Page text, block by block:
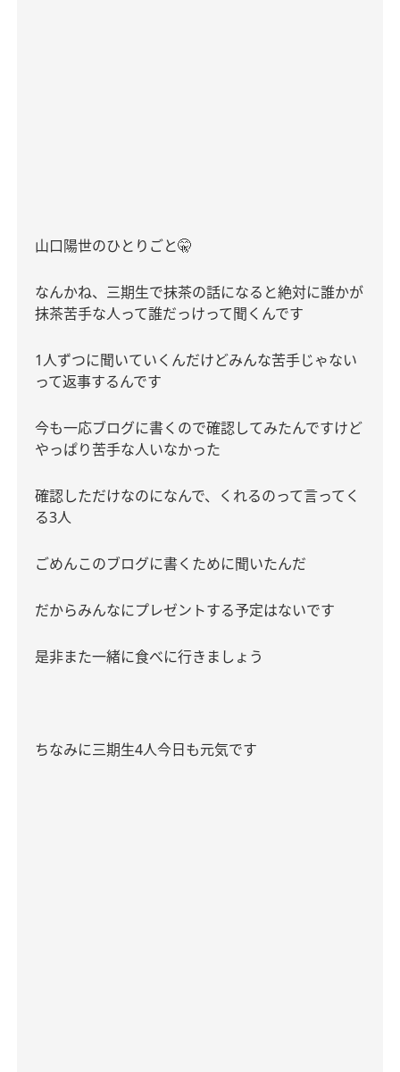
山口陽世のひとりごと🤫
なんかね、三期生で抹茶の話になると絶対に誰かが
抹茶苦手な人って誰だっけって聞くんです
1人ずつに聞いていくんだけどみんな苦手じゃない
って返事するんです
今も一応ブログに書くので確認してみたんですけど
やっぱり苦手な人いなかった
確認しただけなのになんで、くれるのって言ってく
る3人
ごめんこのブログに書くために聞いたんだ
だからみんなにプレゼントする予定はないです
是非また一緒に食べに行きましょう
ちなみに三期生4人今日も元気です